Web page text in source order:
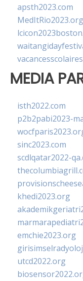
apsth2023.com
MedItRio2023.org
MEDIA
isth2022.com
p2b2pabi2023-
sinc2023.com
scdlqatar2022-
khedi2023.org
emchie2023.org
utcd2022.org